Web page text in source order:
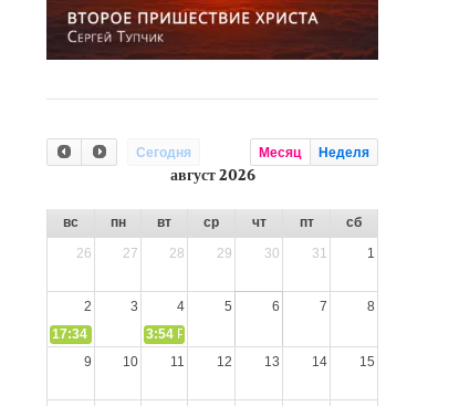
Сегодня Месяц Неделя
август 2026
вс пн вт ср чт пт
сб
26
27 28 29 30 31 1
2 3 4 5 6 7
8
17:34
СЛОВО из СЛОВА – «Ищите Господа, призывайте Его»
3:54 РАЗМЫШЛЕНИЕ: Дух Святой не угашайте!
9
10 11 12 13 14 15